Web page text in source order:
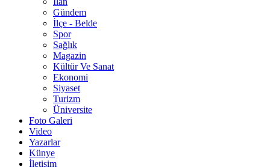
Gündem
İlçe - Belde
Spor
Sağlık
Magazin
Kültür Ve Sanat
Ekonomi
Siyaset
Turizm
Üniversite
Foto Galeri
Video
Yazarlar
Künye
İletişim